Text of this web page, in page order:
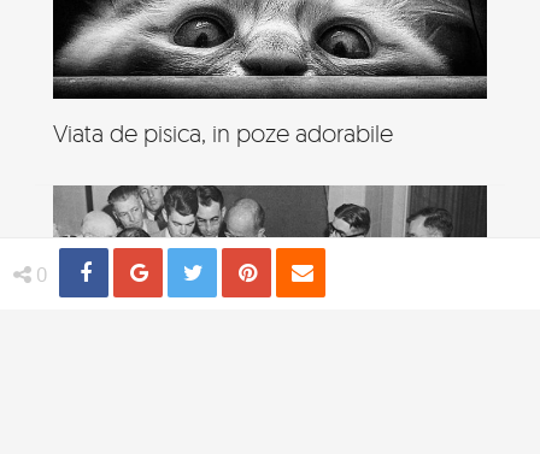
0 Share Distribuie
Tweet Pin
Viata de pisica, in poze adorabile